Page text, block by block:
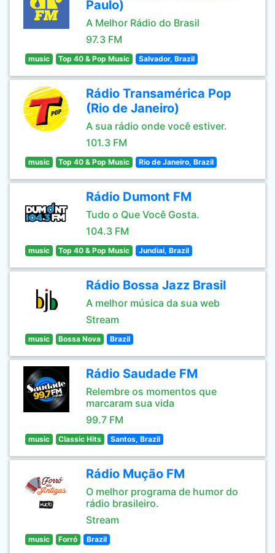
Paulo)
A Melhor Rádio do Brasil
97.3 FM
music Top 40 & Pop Music Salvador, Brazil
Rádio Transamérica Pop
(Rio de Janeiro)
A sua rádio onde você estiver.
101.3 FM
music Top 40 & Pop Music Rio de Janeiro, Brazil
Rádio Dumont FM
Tudo o Que Você Gosta.
104.3 FM
music Top 40 & Pop Music Jundiai, Brazil
Rádio Bossa Jazz Brasil
A melhor música da sua web
Stream
music Bossa Nova Brazil
Rádio Saudade FM
Relembre os momentos que
marcaram sua vida
99.7 FM
music Classic Hits Santos, Brazil
Rádio Mução FM
O melhor programa de humor do
rádio brasileiro.
Stream
music Forró Brazil